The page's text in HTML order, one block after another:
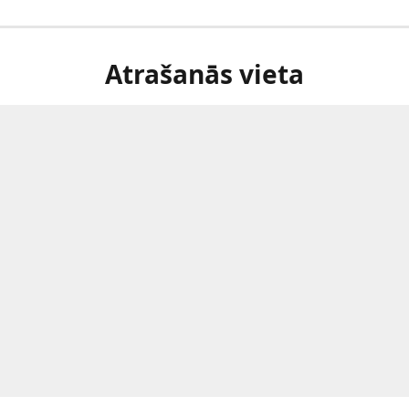
Atrašanās vieta